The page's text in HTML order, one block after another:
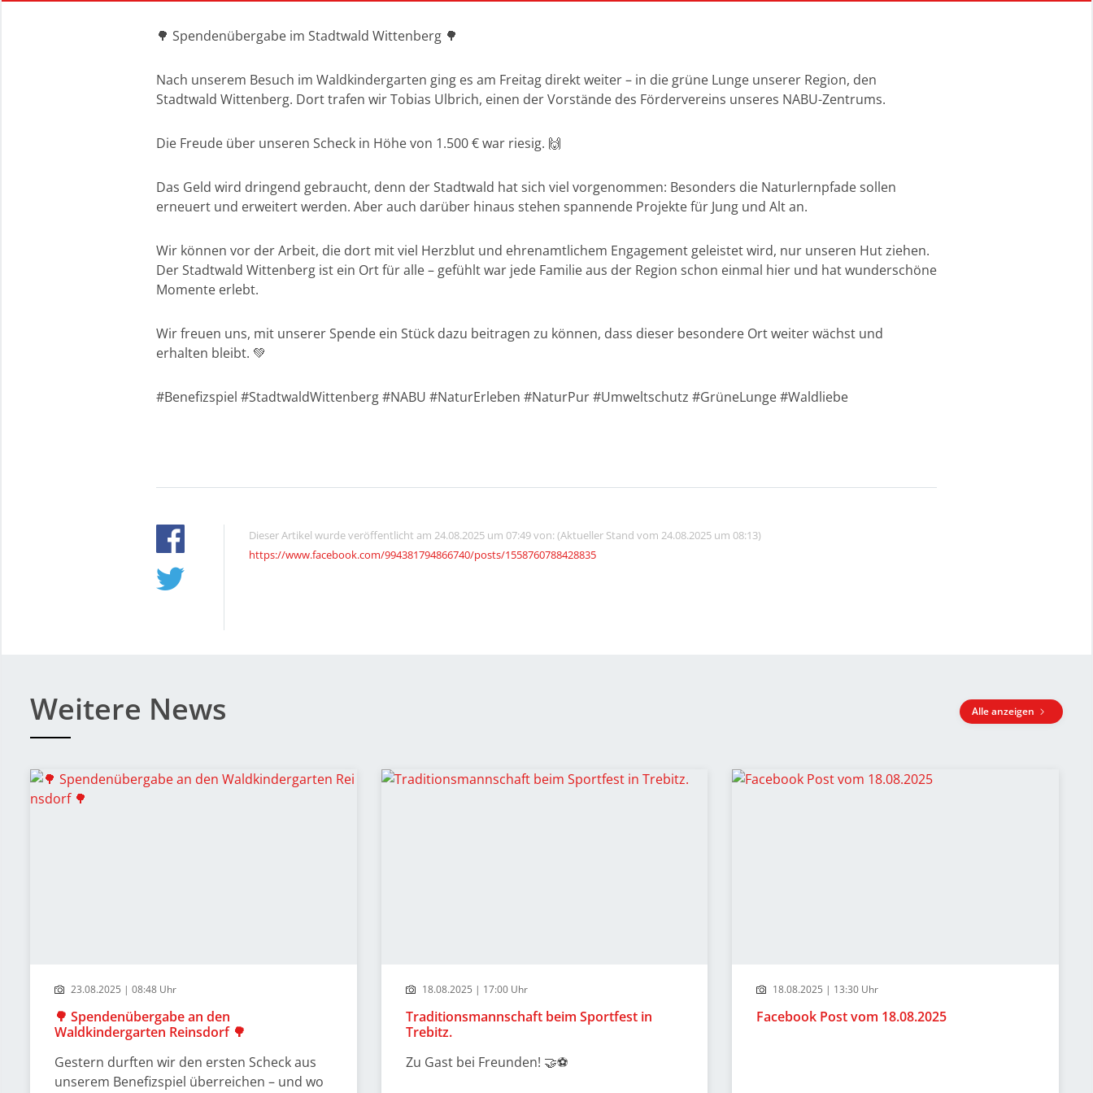
🌳 Spendenübergabe im Stadtwald Wittenberg 🌳
Nach unserem Besuch im Waldkindergarten ging es am Freitag direkt weiter – in die grüne Lunge unserer Region, den
Stadtwald Wittenberg. Dort trafen wir Tobias Ulbrich, einen der Vorstände des Fördervereins unseres NABU-Zentrums.
Die Freude über unseren Scheck in Höhe von 1.500 € war riesig. 🙌
Das Geld wird dringend gebraucht, denn der Stadtwald hat sich viel vorgenommen: Besonders die Naturlernpfade sollen
erneuert und erweitert werden. Aber auch darüber hinaus stehen spannende Projekte für Jung und Alt an.
Wir können vor der Arbeit, die dort mit viel Herzblut und ehrenamtlichem Engagement geleistet wird, nur unseren Hut ziehen.
Der Stadtwald Wittenberg ist ein Ort für alle – gefühlt war jede Familie aus der Region schon einmal hier und hat wunderschöne
Momente erlebt.
Wir freuen uns, mit unserer Spende ein Stück dazu beitragen zu können, dass dieser besondere Ort weiter wächst und
erhalten bleibt. 💚
#Benefizspiel #StadtwaldWittenberg #NABU #NaturErleben #NaturPur #Umweltschutz #GrüneLunge #Waldliebe
Dieser Artikel wurde veröffentlicht am 24.08.2025 um 07:49 von: (Aktueller Stand vom 24.08.2025 um 08:13)
https://www.facebook.com/994381794866740/posts/1558760788428835
Weitere News Alle anzeigen
23.08.2025 | 08:48 Uhr
🌳 Spendenübergabe an den
Waldkindergarten Reinsdorf 🌳
Gestern durften wir den ersten Scheck aus
unserem Benefizspiel überreichen – und wo
18.08.2025 | 17:00 Uhr
Traditionsmannschaft beim Sportfest in
Trebitz.
Zu Gast bei Freunden! 🤝⚽
18.08.2025 | 13:30 Uhr
Facebook Post vom 18.08.2025